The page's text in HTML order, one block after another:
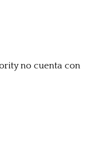
no cuenta con